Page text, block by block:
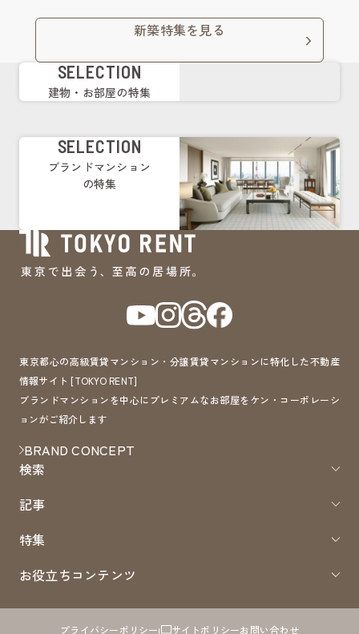
新築特集を見る
SELECTION
建物・お部屋の特集
SELECTION
ブランドマンション
の特集
東京都心の高級賃貸マンション・分譲賃貸マンションに特化した不動産
情報サイト [TOKYO RENT]
ブランドマンションを中心にプレミアムなお部屋をケン・コーポレーシ
ョンがご紹介します
BRAND CONCEPT
検索
記事
特集
お役立ちコンテンツ
プライバシーポリシー サイトポリシーお問い合わせ